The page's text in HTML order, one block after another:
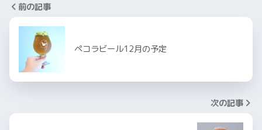
前の記事
ペコラビール12月の予定
次の記事